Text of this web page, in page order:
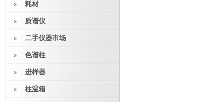
耗材
质谱仪
二手仪器市场
色谱柱
进样器
柱温箱